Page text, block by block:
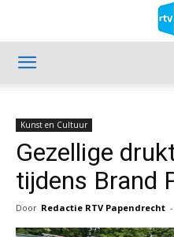
Kunst en Cultuur
Gezellige
tijdens Brand
Door Redactie RTV Papendrecht -